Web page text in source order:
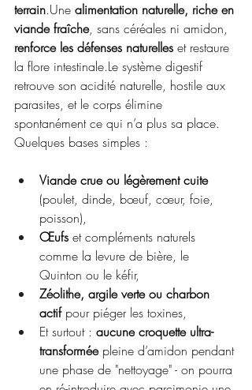
terrain.Une alimentation naturelle, riche en
viande fraîche, sans céréales ni amidon,
renforce les défenses naturelles et restaure
la flore intestinale.Le système digestif
retrouve son acidité naturelle, hostile aux
parasites, et le corps élimine
spontanément ce qui n’a plus sa place.
Quelques bases simples :
Viande crue ou légèrement cuite
(poulet, dinde, bœuf, cœur, foie,
poisson),
Œufs et compléments naturels
comme la levure de bière, le
Quinton ou le kéfir,
Zéolithe, argile verte ou charbon
actif pour piéger les toxines,
Et surtout : aucune croquette ultra-
transformée pleine d’amidon pendant
une phase de "nettoyage" - on pourra